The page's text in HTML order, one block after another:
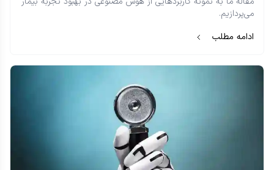
می‌پردازیم.
ادامه مطلب